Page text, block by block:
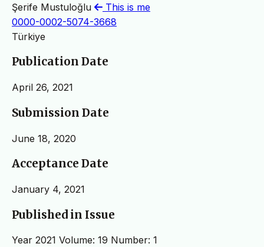
Şerife Mustuloğlu
This is me
0000-0002-5074-3668
Türkiye
Publication Date
April 26, 2021
Submission Date
June 18, 2020
Acceptance Date
January 4, 2021
Published in Issue
Year 2021 Volume: 19 Number: 1